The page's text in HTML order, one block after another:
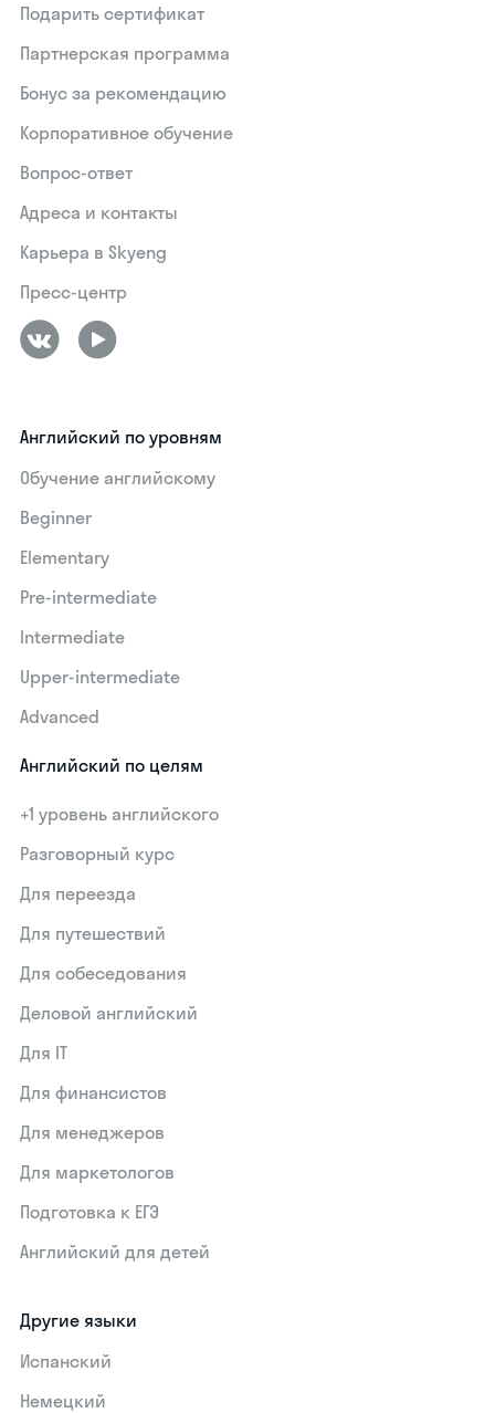
Подарить сертификат
Партнерская программа
Бонус за рекомендацию
Корпоративное обучение
Вопрос-ответ
Адреса и контакты
Карьера в Skyeng
Пресс-центр
Английский по уровням
Обучение английскому
Beginner
Elementary
Pre-intermediate
Intermediate
Upper-intermediate
Advanced
Английский по целям
+1 уровень английского
Разговорный курс
Для переезда
Для путешествий
Для собеседования
Деловой английский
Для IT
Для финансистов
Для менеджеров
Для маркетологов
Подготовка к ЕГЭ
Английский для детей
Другие языки
Испанский
Немецкий